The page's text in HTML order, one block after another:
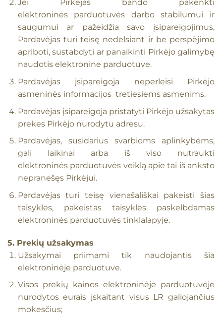
Jei Pirkėjas bando pakenkti
elektroninės parduotuvės darbo stabilumui ir
saugumui ar pažeidžia savo įsipareigojimus,
Pardavėjas turi teisę nedelsiant ir be perspėjimo
apriboti, sustabdyti ar panaikinti Pirkėjo galimybę
naudotis elektronine parduotuve.
Pardavėjas įsipareigoja neperleisi Pirkėjo
asmeninės informacijos tretiesiems asmenims.
Pardavėjas įsipareigoja pristatyti Pirkėjo užsakytas
prekes Pirkėjo nurodytu adresu.
Pardavėjas, susidarius svarbioms aplinkybėms,
gali laikinai arba iš viso nutraukti
elektroninės parduotuvės veiklą apie tai iš anksto
nepranešęs Pirkėjui.
Pardavėjas turi teisę vienašališkai pakeisti šias
taisykles, pakeistas taisykles paskelbdamas
elektroninės parduotuvės tinklalapyje.
5. Prekių užsakymas
Užsakymai priimami tik naudojantis šia
elektroninėje parduotuve.
Visos prekių kainos elektroninėje parduotuvėje
nurodytos eurais įskaitant visus LR galiojančius
mokesčius;